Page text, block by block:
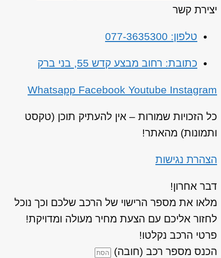
יצירת קשר
טלפון: 077-3635300
כתובת: רחוב מבצע קדש 55, בני ברק
Whatsapp Facebook Youtube Instagram
כל הזכויות שמורות – אין להעתיק תוכן (טקסט
ותמונות) מהאתר!
הצהרת נגישות
דבר אחרון!
מלאו את מספר הרישוי של הרכב שלכם וכך נוכל
לחזור אליכם עם הצעת מחיר מעולה ומדויקת!
פרטי הרכב נקלטו!
הכנס מספר רכב (חובה)